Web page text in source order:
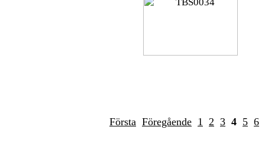
Första Föregående 1 2 3 4 5 6